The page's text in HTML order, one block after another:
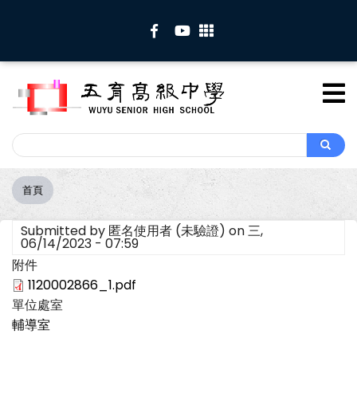
內
Search
Search
導
航
連
結
首頁
Submitted by 匿名使用者 (未驗證) on三,
06/14/2023 - 07:59
附件
1120002866_1.pdf
單位處室
輔導室